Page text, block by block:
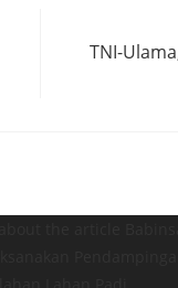
TNI-